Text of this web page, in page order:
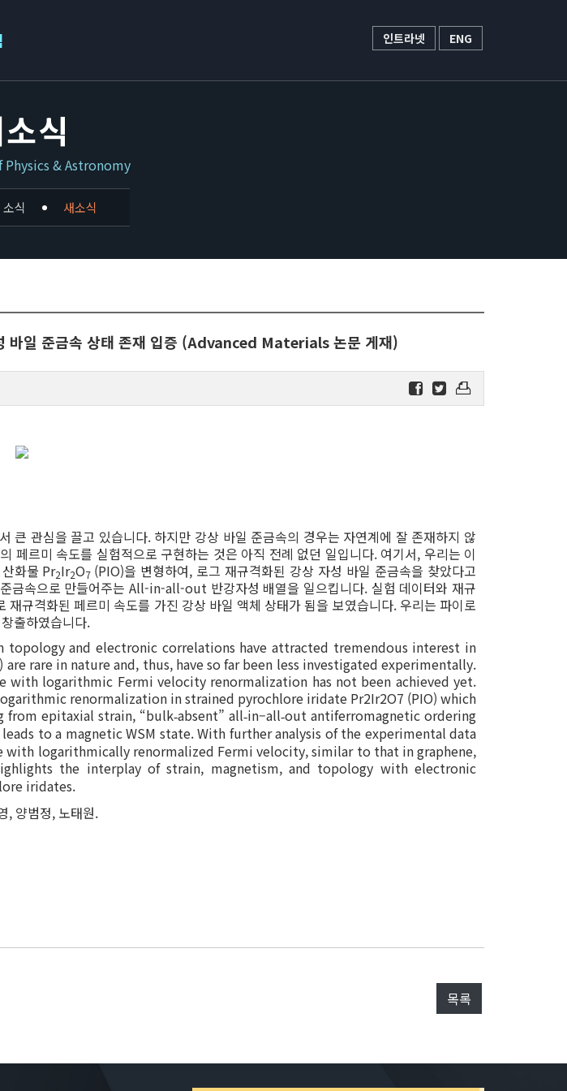
인트라넷 ENG
식
& Astronomy
소식 새소식
바일 준금속 상태 존재 입증 (Advanced Materials 논문 게재)
큰 관심을 끌고 있습니다. 하지만 강상 바일 준금속의 경우는 자연계에 잘 존재하지 않
페르미 속도를 실험적으로 구현하는 것은 아직 전례 없던 일입니다. 여기서, 우리는 이
화물 Pr2Ir2O7 (PIO)을 변형하여, 로그 재규격화된 강상 자성 바일 준금속을 찾았다고
속으로 만들어주는 All-in-all-out 반강자성 배열을 일으킵니다. 실험 데이터와 재규
규격화된 페르미 속도를 가진 강상 바일 액체 상태가 됨을 보였습니다. 우리는 파이로
출하였습니다.
and electronic correlations have attracted tremendous interest in
rare in nature and, thus, have so far been less investigated experimentally.
logarithmic Fermi velocity renormalization has not been achieved yet.
renormalization in strained pyrochlore iridate Pr2Ir2O7 (PIO) which
from epitaxial strain, “bulk‐absent” all‐in–all‐out antiferromagnetic ordering
to a magnetic WSM state. With further analysis of the experimental data
logarithmically renormalized Fermi velocity, similar to that in graphene,
the interplay of strain, magnetism, and topology with electronic
iridates.
, 양범정, 노태원.
목록